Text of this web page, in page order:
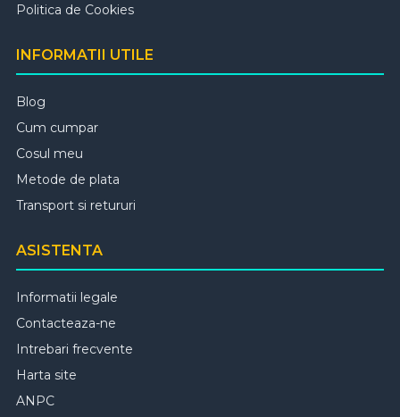
Politica de Cookies
INFORMATII UTILE
Blog
Cum cumpar
Cosul meu
Metode de plata
Transport si retururi
ASISTENTA
Informatii legale
Contacteaza-ne
Intrebari frecvente
Harta site
ANPC